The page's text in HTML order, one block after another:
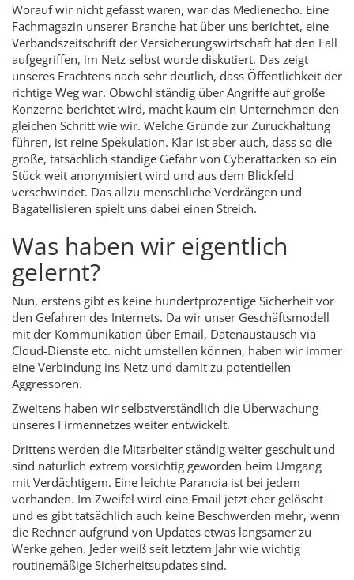
Worauf wir nicht gefasst waren, war das Medienecho. Eine
Fachmagazin unserer Branche hat über uns berichtet, eine
Verbandszeitschrift der Versicherungswirtschaft hat den Fall
aufgegriffen, im Netz selbst wurde diskutiert. Das zeigt
unseres Erachtens nach sehr deutlich, dass Öffentlichkeit der
richtige Weg war. Obwohl ständig über Angriffe auf große
Konzerne berichtet wird, macht kaum ein Unternehmen den
gleichen Schritt wie wir. Welche Gründe zur Zurückhaltung
führen, ist reine Spekulation. Klar ist aber auch, dass so die
große, tatsächlich ständige Gefahr von Cyberattacken so ein
Stück weit anonymisiert wird und aus dem Blickfeld
verschwindet. Das allzu menschliche Verdrängen und
Bagatellisieren spielt uns dabei einen Streich.
Was haben wir eigentlich
gelernt?
Nun, erstens gibt es keine hundertprozentige Sicherheit vor
den Gefahren des Internets. Da wir unser Geschäftsmodell
mit der Kommunikation über Email, Datenaustausch via
Cloud-Dienste etc. nicht umstellen können, haben wir immer
eine Verbindung ins Netz und damit zu potentiellen
Aggressoren.
Zweitens haben wir selbstverständlich die Überwachung
unseres Firmennetzes weiter entwickelt.
Drittens werden die Mitarbeiter ständig weiter geschult und
sind natürlich extrem vorsichtig geworden beim Umgang
mit Verdächtigem. Eine leichte Paranoia ist bei jedem
vorhanden. Im Zweifel wird eine Email jetzt eher gelöscht
und es gibt tatsächlich auch keine Beschwerden mehr, wenn
die Rechner aufgrund von Updates etwas langsamer zu
Werke gehen. Jeder weiß seit letztem Jahr wie wichtig
routinemäßige Sicherheitsupdates sind.